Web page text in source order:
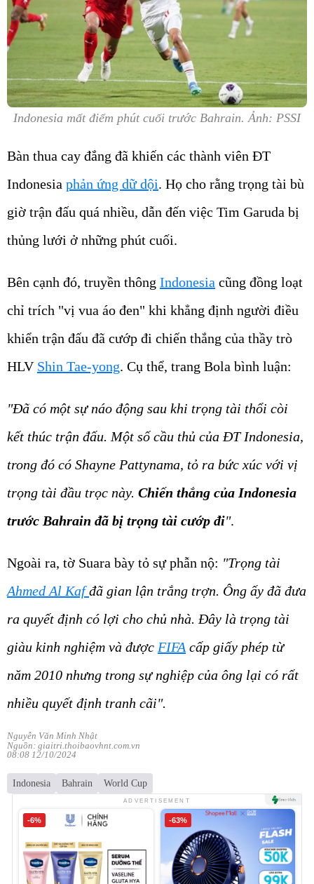
Indonesia mất điểm phút cuối trước Bahrain. Ảnh: PSSI
Bàn thua cay đắng đã khiến các thành viên ĐT
Indonesia phản ứng dữ dội. Họ cho rằng trọng tài bù
giờ trận đấu quá nhiều, dẫn đến việc Tim Garuda bị
thủng lưới ở những phút cuối.
Bên cạnh đó, truyền thông Indonesia cũng đồng loạt
chỉ trích "vị vua áo đen" khi khẳng định người điều
khiển trận đấu đã cướp đi chiến thắng của thầy trò
HLV Shin Tae-yong. Cụ thể, trang Bola bình luận:
"Đã có một sự náo động sau khi trọng tài thổi còi
kết thúc trận đấu. Một số cầu thủ của ĐT Indonesia,
trong đó có Shayne Pattynama, tỏ ra bức xúc với vị
trọng tài đầu trọc này. Chiến thắng của Indonesia
trước Bahrain đã bị trọng tài cướp đi".
Ngoài ra, tờ Suara bày tỏ sự phẫn nộ: "Trọng tài
Ahmed Al Kafđã gian lận trắng trợn. Ông ấy đã đưa
ra quyết định có lợi cho chủ nhà. Đây là trọng tài
giàu kinh nghiệm và được FIFA cấp giấy phép từ
năm 2010 nhưng trong sự nghiệp của ông lại có rất
nhiều quyết định tranh cãi".
Nguyễn Văn Minh Nhật
Nguồn: giaitri.thoibaovhnt.com.vn
08:08 12/10/2024
Indonesia Bahrain World Cup
ADVERTISEMENT
-6% -63%